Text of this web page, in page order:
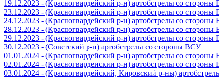
19.12.2023 - (Красногвардейский р-н) артобстрелы со
23.12.2023 - (Красногвардейский р-н) артобстрелы со
24.12.2023 - (Красногвардейский р-н) артобстрелы со
28.12.2023 - (Красногвардейский р-н) артобстрелы со
29.12.2023 - (Красногвардейский р-н) артобстрелы со
30.12.2023 - (Советский р-н) артобстрелы со стороны ВСУ
01.01.2024 - (Красногвардейский р-н) артобстрелы со
02.01.2024 - (Красногвардейский р-н) артобстрелы со
03.01.2024 - (Красногвардейский, Кировский р-ны)